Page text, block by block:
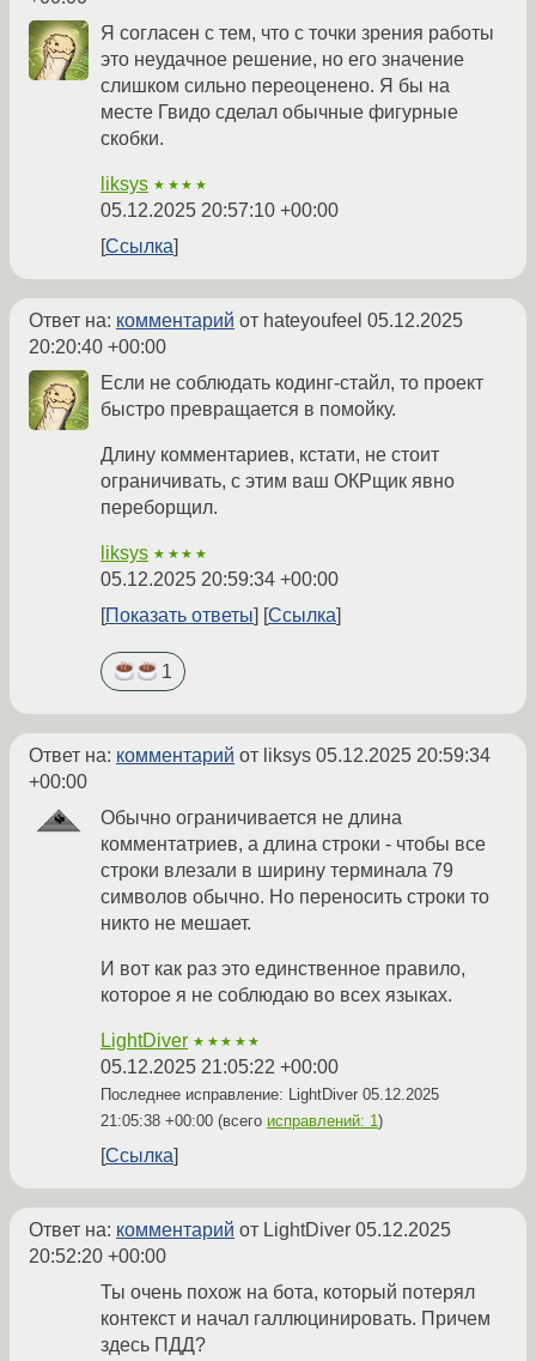
Я согласен с тем, что с точки зрения работы
это неудачное решение, но его значение
слишком сильно переоценено. Я бы на
месте Гвидо сделал обычные фигурные
скобки.
liksys ★★★★
05.12.2025 20:57:10 +00:00
Ссылка
Ответ на: комментарий от hateyoufeel 05.12.2025
20:20:40 +00:00
Если не соблюдать кодинг-стайл, то проект
быстро превращается в помойку.
Длину комментариев, кстати, не стоит
ограничивать, с этим ваш ОКРщик явно
переборщил.
liksys ★★★★
05.12.2025 20:59:34 +00:00
Показать ответы
Ссылка
1
Ответ на: комментарий от liksys 05.12.2025 20:59:34
+00:00
Обычно ограничивается не длина
комментатриев, а длина строки - чтобы все
строки влезали в ширину терминала 79
символов обычно. Но переносить строки то
никто не мешает.
И вот как раз это единственное правило,
которое я не соблюдаю во всех языках.
LightDiver ★★★★★
05.12.2025 21:05:22 +00:00
Последнее исправление: LightDiver 05.12.2025
21:05:38 +00:00 (всего исправлений: 1)
Ссылка
Ответ на: комментарий от LightDiver 05.12.2025
20:52:20 +00:00
Ты очень похож на бота, который потерял
контекст и начал галлюцинировать. Причем
здесь ПДД?